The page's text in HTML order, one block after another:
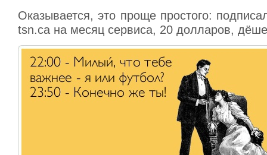
Оказывается, это проще простого:
tsn.ca на месяц сервиса, 20 долларов,